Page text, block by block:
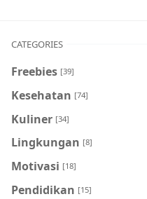
CATEGORIES
Freebies [39]
Kesehatan [74]
Kuliner [34]
Lingkungan [8]
Motivasi [18]
Pendidikan [15]